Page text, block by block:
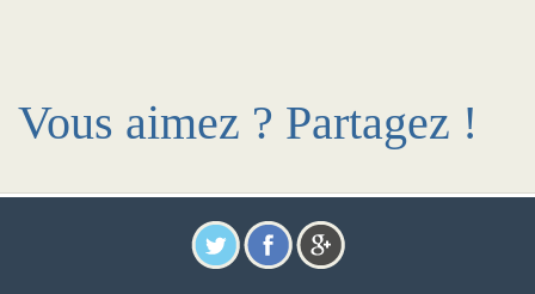
Vous aimez ? Partagez !